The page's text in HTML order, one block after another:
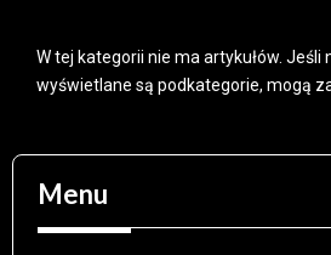
W tej kategorii nie ma artykułów. Jeśli
wyświetlane są podkategorie, mogą
Menu